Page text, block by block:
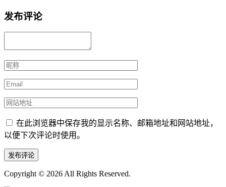
发布评论
在此浏览器中保存我的显示名称、邮箱地址和网站地址，
以便下次评论时使用。
Copyright © 2026 All Rights Reserved.